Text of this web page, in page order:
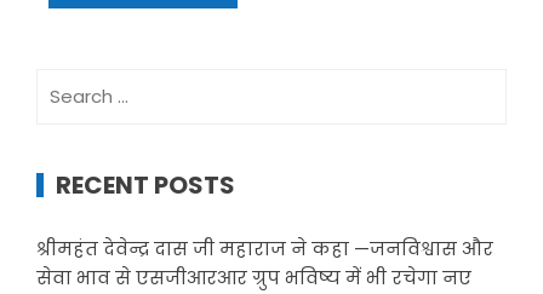
for:
RECENT POSTS
श्रीमहंत देवेन्द्र दास जी महाराज ने कहा —जनविश्वास और
सेवा भाव से एसजीआरआर ग्रुप भविष्य में भी रचेगा नए